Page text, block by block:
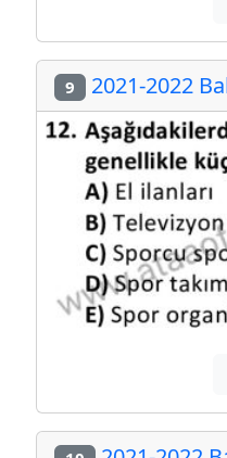
9 2021-2022